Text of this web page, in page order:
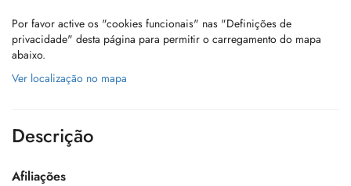
Por favor active os "cookies funcionais" nas "Definições de
privacidade" desta página para permitir o carregamento do mapa
abaixo.
Ver localização no mapa
Descrição
Afiliações